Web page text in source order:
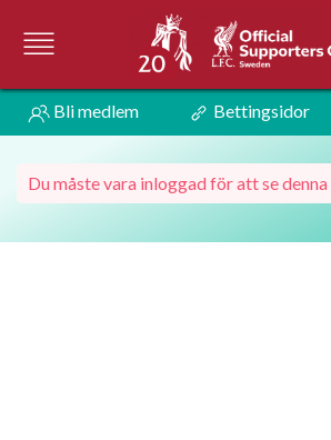
Bli medlem Bettingsidor
Du måste vara inloggad för att se denna